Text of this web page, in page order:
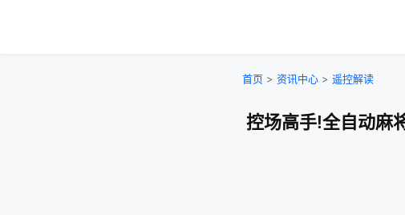
首页 > 资讯中心 > 遥控解读
控场高手!全自动麻